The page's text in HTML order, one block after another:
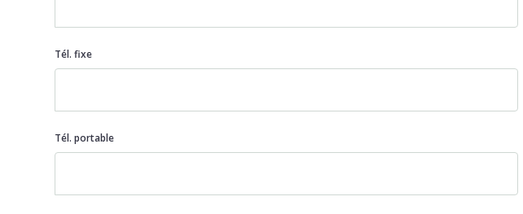
Tél. fixe
Tél. portable